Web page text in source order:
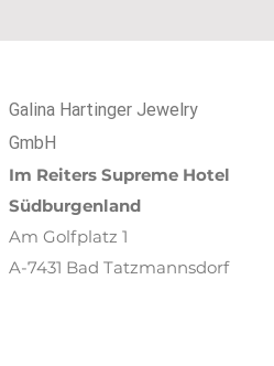
Galina Hartinger Jewelry
GmbH
Im Reiters Supreme Hotel
Südburgenland
Am Golfplatz 1
A-7431 Bad Tatzmannsdorf